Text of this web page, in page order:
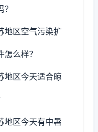
地区空气污染扩
怎么样？
地区今天适合晾
地区今天有中暑